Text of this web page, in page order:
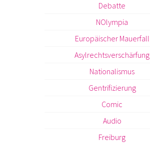
Debatte
NOlympia
Europäischer Mauerfall
Asylrechtsverschärfung
Nationalismus
Gentrifizierung
Comic
Audio
Freiburg